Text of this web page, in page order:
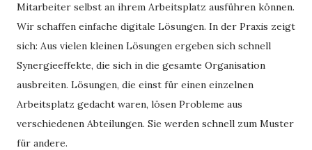
Mitarbeiter selbst an ihrem Arbeitsplatz ausführen können.
Wir schaffen einfache digitale Lösungen. In der Praxis zeigt
sich: Aus vielen kleinen Lösungen ergeben sich schnell
Synergieeffekte, die sich in die gesamte Organisation
ausbreiten. Lösungen, die einst für einen einzelnen
Arbeitsplatz gedacht waren, lösen Probleme aus
verschiedenen Abteilungen. Sie werden schnell zum Muster
für andere.